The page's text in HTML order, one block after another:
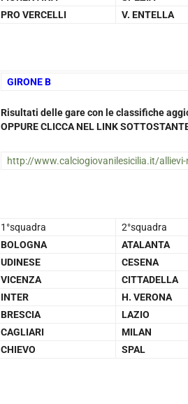
PRO VERCELLI
V. ENTELLA
GIRONE B
Risultati delle gare con le classifiche
OPPURE CLICCA NEL LINK
http://www.calciogiovanilesicilia.it/
1°squadra 2°squadra
BOLOGNA
ATALANTA
UDINESE
CESENA
VICENZA
CITTADELLA
INTER
H. VERONA
BRESCIA
LAZIO
CAGLIARI
MILAN
CHIEVO
SPAL